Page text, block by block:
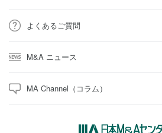
よくあるご質問
M&A ニュース
MA Channel（コラム）